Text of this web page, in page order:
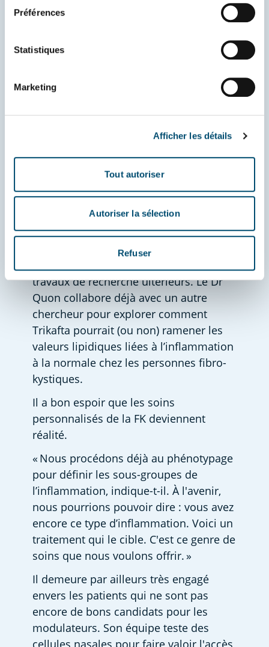
Préférences
Statistiques
Marketing
Afficher les détails
Tout autoriser
Autoriser la sélection
Refuser
ressources en santé mentale et
égard dans les cliniques de FK du
La vision à long terme
Les objectifs des travaux du Dr Quon
sont clairs : comprendre l’inflammation
dans différents systèmes organiques,
cibler les patients qui ont besoin de
plus que des modulateurs de la CFTR
seuls, et permettre la mise au point de
médicaments qui ciblent
En plus de ces objectifs, les échantillons
travaux de recherche ultérieurs. Le Dr
Quon collabore déjà avec un autre
chercheur pour explorer comment
Trikafta pourrait (ou non) ramener les
valeurs lipidiques liées à l’inflammation
à la normale chez les personnes fibro-
kystiques.
Il a bon espoir que les soins
personnalisés de la FK deviennent
réalité.
« Nous procédons déjà au phénotypage
pour définir les sous-groupes de
l’inflammation, indique-t-il. À l'avenir,
nous pourrions pouvoir dire : vous avez
encore ce type d’inflammation. Voici un
traitement qui le cible. C'est ce genre de
soins que nous voulons offrir. »
Il demeure par ailleurs très engagé
envers les patients qui ne sont pas
encore de bons candidats pour les
modulateurs. Son équipe teste des
cellules nasales pour faire valoir l'accès